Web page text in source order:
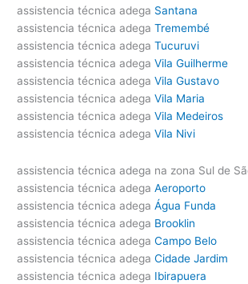
assistencia técnica adega Santana
assistencia técnica adega Tremembé
assistencia técnica adega Tucuruvi
assistencia técnica adega Vila Guilherme
assistencia técnica adega Vila Gustavo
assistencia técnica adega Vila Maria
assistencia técnica adega Vila Medeiros
assistencia técnica adega Vila Nivi
assistencia técnica adega na zona Sul de
assistencia técnica adega Aeroporto
assistencia técnica adega Água Funda
assistencia técnica adega Brooklin
assistencia técnica adega Campo Belo
assistencia técnica adega Cidade Jardim
assistencia técnica adega Ibirapuera